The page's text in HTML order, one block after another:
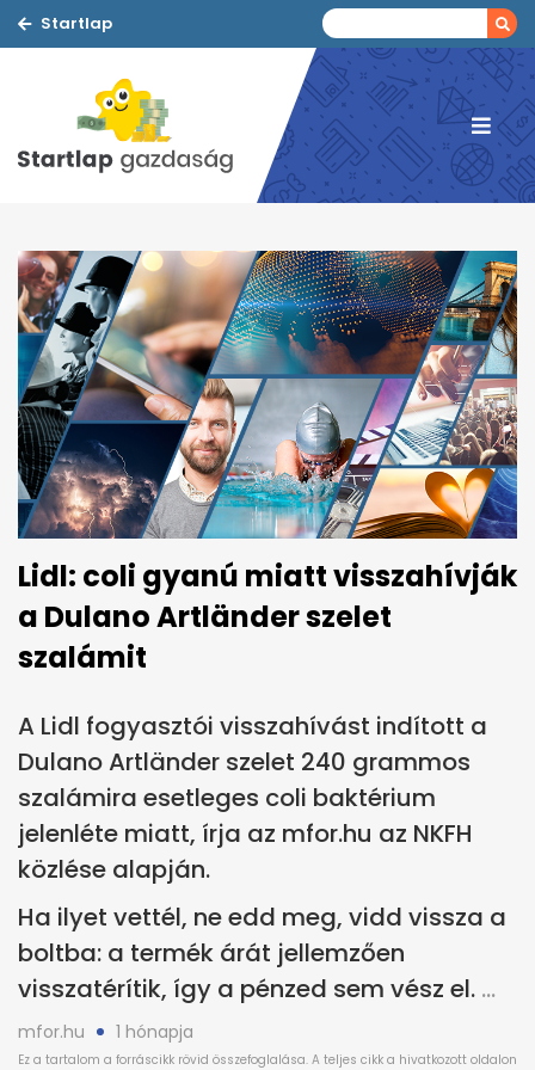
Startlap
Lidl: coli gyanú miatt visszahívják
a Dulano Artländer szelet
szalámit
A Lidl fogyasztói visszahívást indított a
Dulano Artländer szelet 240 grammos
szalámira esetleges coli baktérium
jelenléte miatt, írja az mfor.hu az NKFH
közlése alapján.
Ha ilyet vettél, ne edd meg, vidd vissza a
boltba: a termék árát jellemzően
visszatérítik, így a pénzed sem vész el.
mfor.hu 1 hónapja